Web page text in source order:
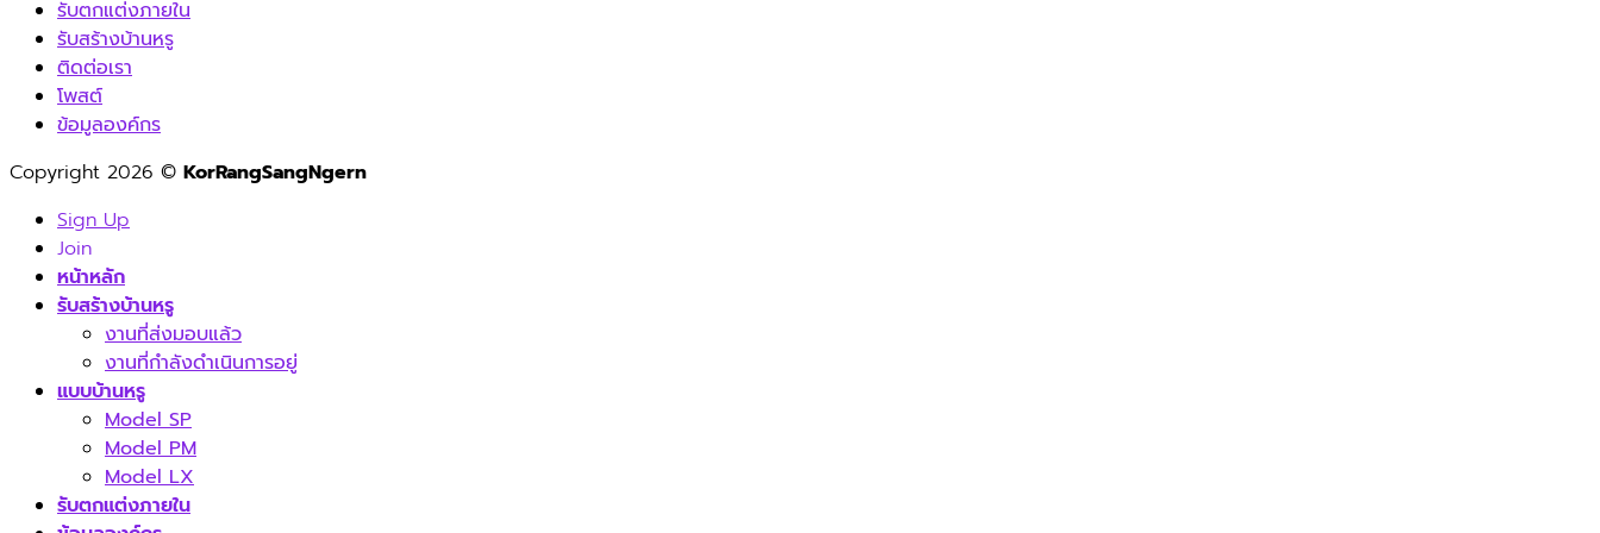
รับตกแต่งภายใน
รับสร้างบ้านหรู
ติดต่อเรา
โพสต์
ข้อมูลองค์กร
Copyright 2026 © KorRangSangNgern
Sign Up
Join
หน้าหลัก
รับสร้างบ้านหรู
งานที่ส่งมอบแล้ว
งานที่กำลังดำเนินการอยู่
แบบบ้านหรู
Model SP
Model PM
Model LX
รับตกแต่งภายใน